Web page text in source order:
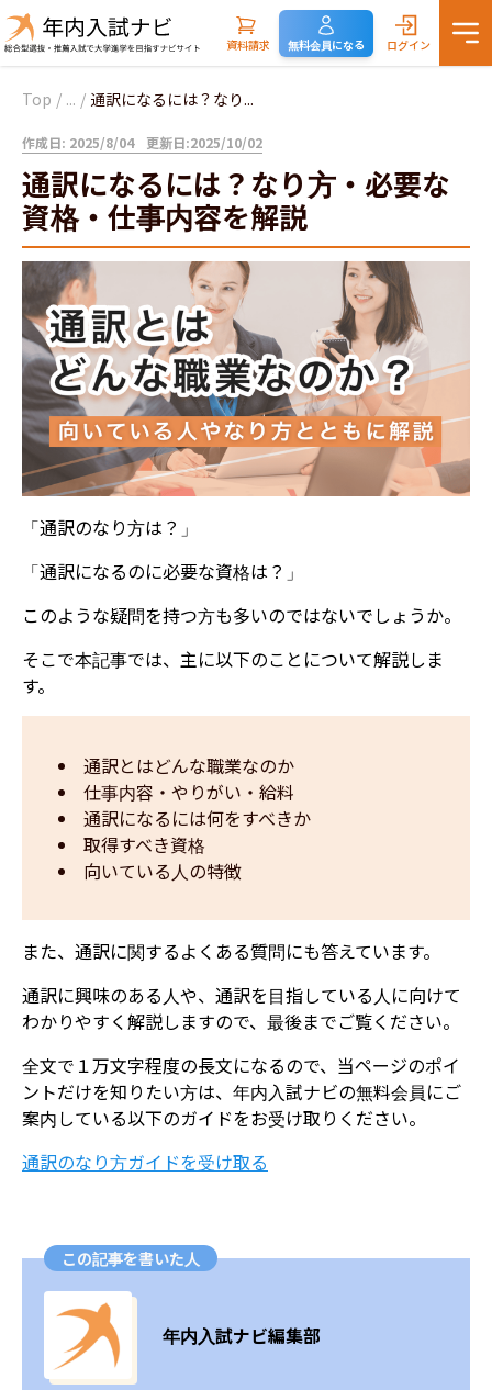
資料請求 無料会員になる ログイン
Top / ... / 通訳になるには？なり...
作成日: 2025/8/04 更新日:2025/10/02
通訳になるには？なり方・必要な
資格・仕事内容を解説
「通訳のなり方は？」
「通訳になるのに必要な資格は？」
このような疑問を持つ方も多いのではないでしょうか。
そこで本記事では、主に以下のことについて解説しま
す。
通訳とはどんな職業なのか
仕事内容・やりがい・給料
通訳になるには何をすべきか
取得すべき資格
向いている人の特徴
また、通訳に関するよくある質問にも答えています。
通訳に興味のある人や、通訳を目指している人に向けて
わかりやすく解説しますので、最後までご覧ください。
全文で１万文字程度の長文になるので、当ページのポイ
ントだけを知りたい方は、年内入試ナビの無料会員にご
案内している以下のガイドをお受け取りください。
通訳のなり方ガイドを受け取る
この記事を書いた人
年内入試ナビ編集部